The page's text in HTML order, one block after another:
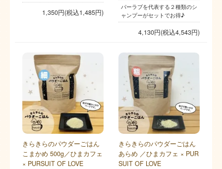
1,350円(税込1,485円)
パーラブを代表する２種類のシ
ャンプーがセットでお得♪
4,130円(税込4,543円)
きらきらのパウダーごはん
こまかめ 500g／ひまカフェ
× PURSUIT OF LOVE
きらきらのパウダーごはん
あらめ ／ひまカフェ × PUR
SUIT OF LOVE